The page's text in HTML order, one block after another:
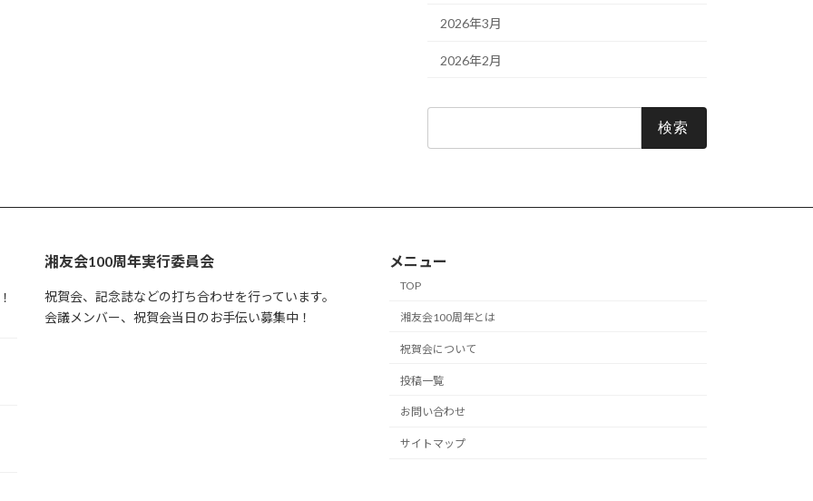
2026年3月
2026年2月
湘友会100周年実行委員会
祝賀会、記念誌などの打ち合わせを行っています。
会議メンバー、祝賀会当日のお手伝い募集中！
メニュー
TOP
湘友会100周年とは
祝賀会について
投稿一覧
お問い合わせ
サイトマップ